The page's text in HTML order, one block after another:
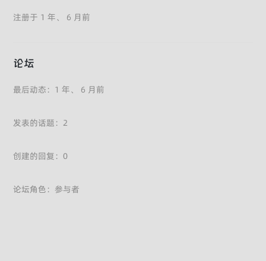
注册于 1 年、 6 月前
论坛
最后动态：1 年、 6 月前
发表的话题：2
创建的回复：0
论坛角色：参与者